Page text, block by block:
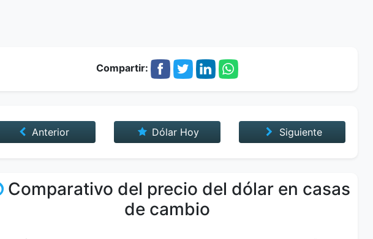
Compartir:
Anterior Dólar Hoy Siguiente
Comparativo del precio del dólar en casas
de cambio